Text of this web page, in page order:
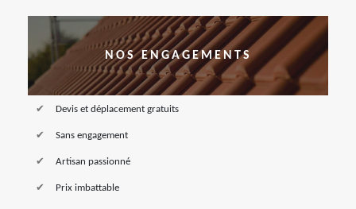
NOS ENGAGEMENTS
Devis et déplacement gratuits
Sans engagement
Artisan passionné
Prix imbattable